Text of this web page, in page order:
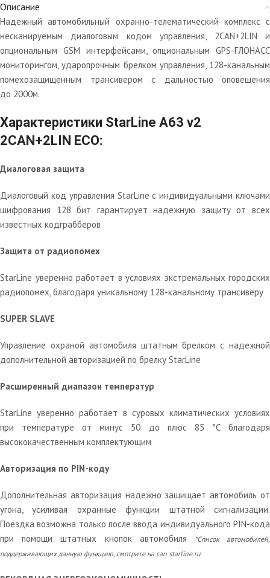
Описание
Надежный автомобильный охранно-телематический комплекс с
несканируемым диалоговым кодом управления, 2CAN+2LIN и
опциональным GSM интерфейсами, опциональным GPS-ГЛОНАСС
мониторингом, ударопрочным брелком управления, 128-канальным
помехозащищенным трансивером с дальностью оповещения
до 2000м.
Характеристики StarLine A63 v2
2CAN+2LIN ECO:
Диалоговая защита
Диалоговый код управления StarLine c индивидуальными ключами
шифрования 128 бит гарантирует надежную защиту от всех
известных кодграбберов
Защита от радиопомех
StarLine уверенно работает в условиях экстремальных городских
радиопомех, благодаря уникальному 128-канальному трансиверу
SUPER SLAVE
Управление охраной автомобиля штатным брелком с надежной
дополнительной авторизацией по брелку StarLine
Расширенный диапазон температур
StarLine уверенно работает в суровых климатических условиях
при температуре от минус 50 до плюс 85 °С благодаря
высококачественным комплектующим
Авторизация по PIN-коду
Дополнительная авторизация надежно защищает автомобиль от
угона, усиливая охранные функции штатной сигнализации.
Поездка возможна только после ввода индивидуального PIN-кода
при помощи штатных кнопок автомобиля
*Список автомобилей,
поддерживающих данную функцию, смотрите на can.starline.ru